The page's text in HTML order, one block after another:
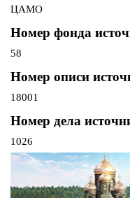
ЦАМО
Номер фонда
58
Номер описи
18001
Номер дела
1026